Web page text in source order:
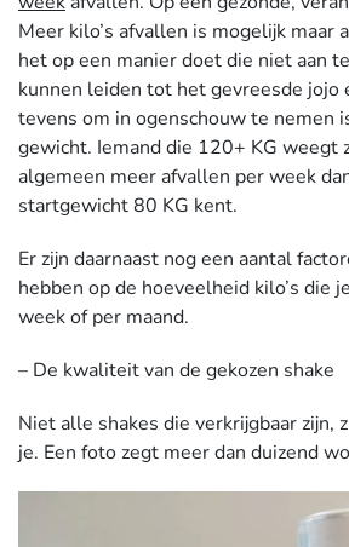
Meer kilo’s afvallen is mogelijk maar
het op een manier doet die niet aan
kunnen leiden tot het gevreesde jojo
tevens om in ogenschouw te nemen
gewicht. Iemand die 120+ KG weegt
algemeen meer afvallen per week
startgewicht 80 KG kent.
Er zijn daarnaast nog een aantal
hebben op de hoeveelheid kilo’s die
week of per maand.
– De kwaliteit van de gekozen shake
Niet alle shakes die verkrijgbaar zijn,
je. Een foto zegt meer dan duizend